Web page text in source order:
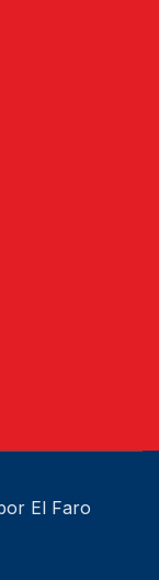
El Faro